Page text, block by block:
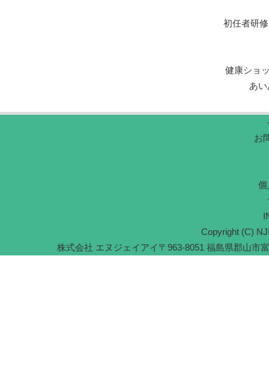
初任者研修
健康ショ
あ
お
個
Copyright (C)
株式会社 エヌジェイアイ〒963-8051 福島県郡山市